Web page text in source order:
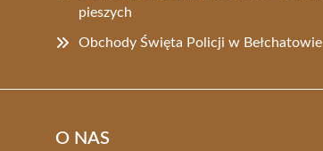
pieszych
Obchody Święta Policji w Bełchatowie
O NAS